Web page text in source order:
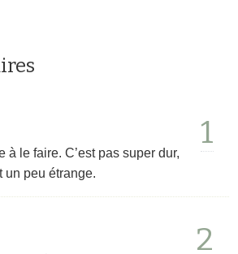
1
à le faire. C’est pas super dur,
un peu étrange.
2